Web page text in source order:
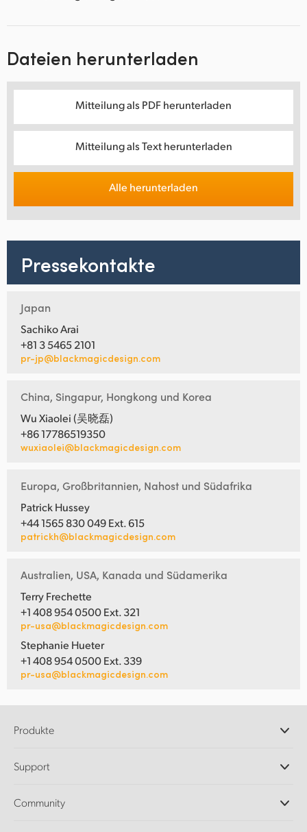
Dateien herunterladen
Mitteilung als PDF herunterladen
Mitteilung als Text herunterladen
Alle herunterladen
Pressekontakte
Japan
Sachiko Arai
+81 3 5465 2101
pr-jp@blackmagicdesign.com
China, Singapur, Hongkong und Korea
Wu Xiaolei (吴晓磊)
+86 17786519350
wuxiaolei@blackmagicdesign.com
Europa, Großbritannien, Nahost und Südafrika
Patrick Hussey
+44 1565 830 049 Ext. 615
patrickh@blackmagicdesign.com
Australien, USA, Kanada und Südamerika
Terry Frechette
+1 408 954 0500 Ext. 321
pr-usa@blackmagicdesign.com
Stephanie Hueter
+1 408 954 0500 Ext. 339
pr-usa@blackmagicdesign.com
Produkte
DaVinci Resolve und Fusion Software
Ultimatte
Support
Support-Center
Community